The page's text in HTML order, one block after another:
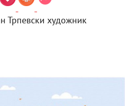
Трпевски художник